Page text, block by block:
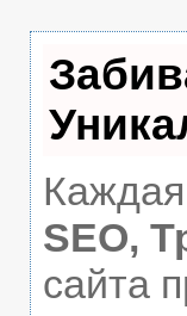
SEO,
сайта